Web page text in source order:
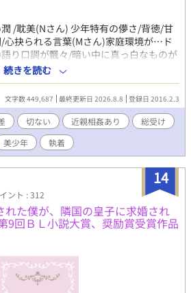
/耽美(Nさん) 少年特有の儚さ/背徳/甘
心抉られる言葉(Mさん)家庭環境が…ド
り口調が飄々/暗い中に真っ白なものが
ロいのに切なくて救いようがなくてムズ
尾を引くような感覚(Gさん) 謎の美少
は妖しい家族に誘惑され。 耽美で切ない
甥/兄弟/近親/禁断/官能/シリアス/鬼
/スカトロ/鞭/複数/撮影/痴漢/自慰/溺
過去有り/覗き/マゾ/ドS/ヤンデレ/義
青年/美中年/エロ/親子/中年×少年/父
ルアビューズと家族関係に問題があり
も症状も認識できず状況から抜け出せな
を、利用されて、悪化させていたが、
借りて、自分の力を取り戻していく。
載完結。280万アクセス『潤 閉ざされ
BLove最高6位(58894アクセス/日 2015
ライトノベルズ、ピクシブ等に冒頭掲
18 連載再開。 2021/5 元々一人称だった
人称にし、また一人称に一部戻したた
態。全て一人称に戻していければと思
続きを読む
文字数 449,687 最終更新日 2026.8.8 登録日 2016.2.3
切ない 近親相姦あり
総受け
美少年 執着
14
ント : 312
れた僕が、隣国の皇子に求婚され
9回ＢＬ小説大賞、奨励賞受賞作品